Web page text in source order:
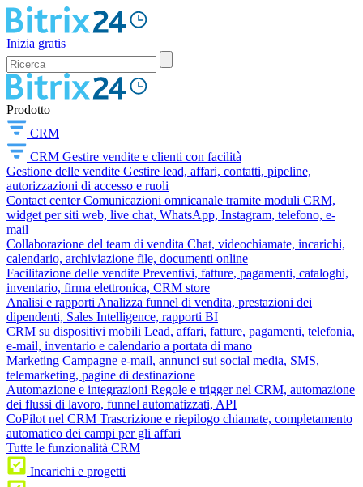
Inizia gratis
Prodotto
CRM
CRM Gestire vendite e clienti con facilità
Gestione delle vendite Gestire lead, affari, contatti, pipeline,
autorizzazioni di accesso e ruoli
Contact center Comunicazioni omnicanale tramite moduli CRM,
widget per siti web, live chat, WhatsApp, Instagram, telefono, e-
mail
Collaborazione del team di vendita Chat, videochiamate, incarichi,
calendario, archiviazione file, documenti online
Facilitazione delle vendite Preventivi, fatture, pagamenti, cataloghi,
inventario, firma elettronica, CRM store
Analisi e rapporti Analizza funnel di vendita, prestazioni dei
dipendenti, Sales Intelligence, rapporti BI
CRM su dispositivi mobili Lead, affari, fatture, pagamenti, telefonia,
e-mail, inventario e calendario a portata di mano
Marketing Campagne e-mail, annunci sui social media, SMS,
telemarketing, pagine di destinazione
Automazione e integrazioni Regole e trigger nel CRM, automazione
dei flussi di lavoro, funnel automatizzati, API
CoPilot nel CRM Trascrizione e riepilogo chiamate, completamento
automatico dei campi per gli affari
Tutte le funzionalità CRM
Incarichi e progetti